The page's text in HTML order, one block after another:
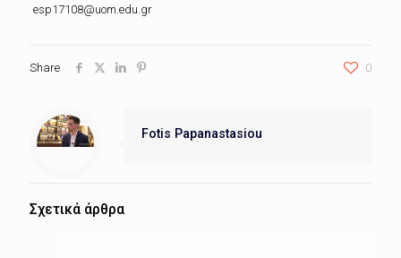
esp17108@uom.edu.gr
Share 0
Fotis Papanastasiou
Σχετικά άρθρα